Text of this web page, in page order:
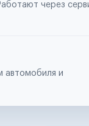
через
автомобиля и